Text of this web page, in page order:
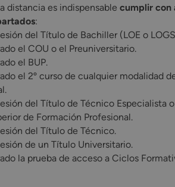
distancia es indispensablecumplir con
:
del Título de Bachiller (LOE o
el COU o el Preuniversitario.
el BUP.
el 2º curso de cualquier modalidad
del Título de Técnico Especialista
de Formación Profesional.
del Título de Técnico.
de un Título Universitario.
la prueba de acceso a Ciclos